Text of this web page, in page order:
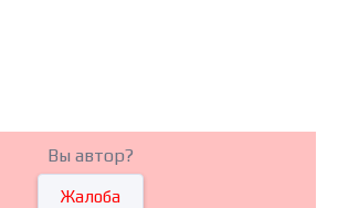
Вы автор?
Жалоба